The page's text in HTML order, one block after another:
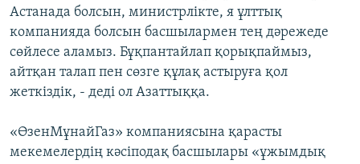
Астанада болсын, министрлікте, я ұлттық
компанияда болсын басшылармен тең дәрежеде
сөйлесе аламыз. Бұқпантайлап қорықпаймыз,
айтқан талап пен сөзге құлақ астыруға қол
жеткіздік, - деді ол Азаттыққа.
«ӨзенМұнайГаз» компаниясына қарасты
мекемелердің кәсіподақ басшылары «ұжымдық